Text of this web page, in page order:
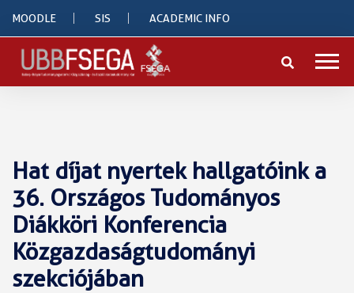
MOODLE SIS ACADEMIC INFO
Hat díjat nyertek hallgatóink a
36. Országos Tudományos
Diákköri Konferencia
Közgazdaságtudományi
szekciójában